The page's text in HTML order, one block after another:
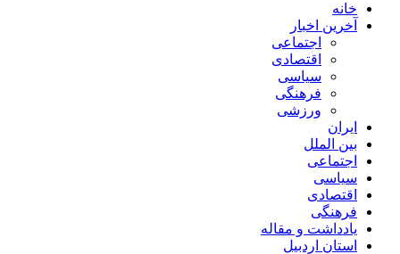
خانه
آخرین اخبار
اجتماعی
اقتصادی
سیاسی
فرهنگی
ورزشی
ایران
بین الملل
اجتماعی
سیاسی
اقتصادی
فرهنگی
یادداشت و مقاله
استان اردبیل